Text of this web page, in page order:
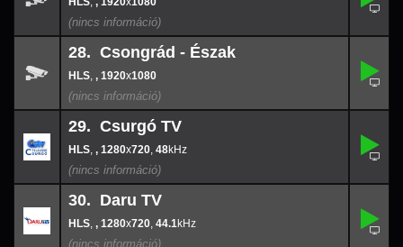
1920x
28.
28. Csongrád - Észak
, , 1920x1080
,
1920x
29.
29. Csurgó TV
, , 1280x720, 48
1280x
30.
30. Daru TV
, , 1280x720, 44.1
1280x
44.1